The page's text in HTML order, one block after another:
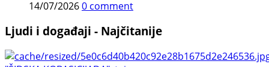
14/07/20260 comment
Ljudi i događaji - Najčitanije